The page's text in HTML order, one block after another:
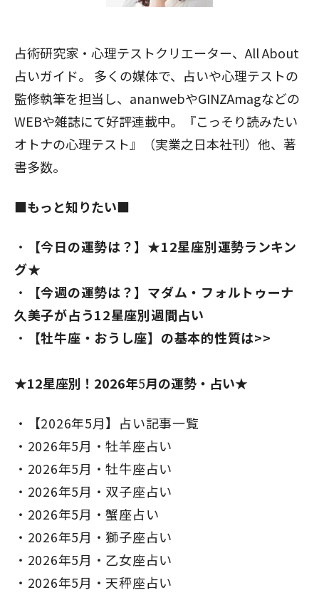
占術研究家・心理テストクリエーター、All About
占いガイド。 多くの媒体で、占いや心理テストの
監修執筆を担当し、ananwebやGINZAmagなどの
WEBや雑誌にて好評連載中。『こっそり読みたい
オトナの心理テスト』（実業之日本社刊）他、著
書多数。
■もっと知りたい■
【今日の運勢は？】★12星座別運勢ランキン
グ★
【今週の運勢は？】マダム・フォルトゥーナ
久美子が占う12星座別週間占い
【牡牛座・おうし座】の基本的性質は>>
★12星座別！2026年5月の運勢・占い★
【2026年5月】占い記事一覧
2026年5月・牡羊座占い
2026年5月・牡牛座占い
2026年5月・双子座占い
2026年5月・蟹座占い
2026年5月・獅子座占い
2026年5月・乙女座占い
2026年5月・天秤座占い